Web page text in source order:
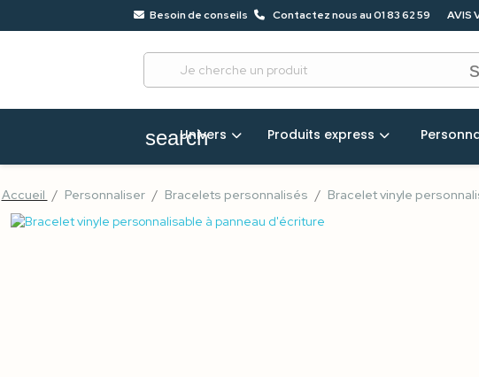
Besoin de conseils Contactez nous au 01 83 62 59 AVIS
search
Univers Produits express
Accueil Personnaliser Bracelets personnalisés Bracelet vinyle